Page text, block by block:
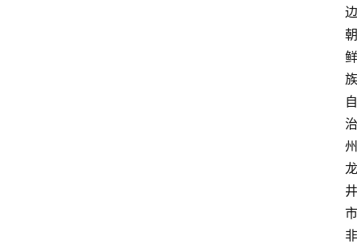
边
朝
鲜
族
自
治
州
龙
井
市
非